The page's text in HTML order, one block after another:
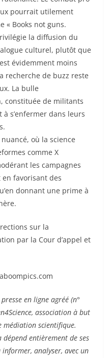
pourrait utilement
« Books not guns.
la diffusion du
culturel, plutôt que
évidemment moins
recherche de buzz reste
La bulle
constituée de militants
s’enfermer dans leurs
où la science
comme X
les campagnes
favorisant des
donnant une prime à
sur la
par la Cour d’appel et
en ligne agréé (n°
association à but
médiation scientifique.
entièrement de ses
analyser, avec un